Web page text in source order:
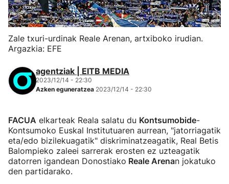
Zale txuri-urdinak Reale Arenan, artxiboko irudian.
Argazkia: EFE
agentziak | EITB MEDIA
2023/12/14 - 22:30
Azken eguneratzea 2023/12/14 - 22:30
FACUA elkarteak Reala salatu du Kontsumobide-
Kontsumoko Euskal Institutuaren aurrean, "jatorriagatik
eta/edo bizilekuagatik" diskriminatzeagatik, Real Betis
Balompieko zaleei sarrerak erosten ez uzteagatik
datorren igandean Donostiako Reale Arenan jokatuko
den partidarako.